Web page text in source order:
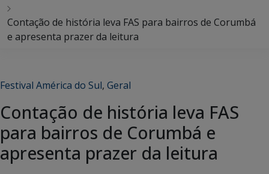
Contação de história leva FAS para bairros de Corumbá
e apresenta prazer da leitura
Festival América do Sul, Geral
Contação de história leva FAS
para bairros de Corumbá e
apresenta prazer da leitura